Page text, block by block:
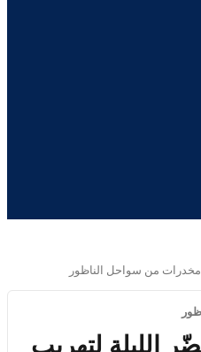
مخدرات من سواحل الناظور
الليلة لتهريب